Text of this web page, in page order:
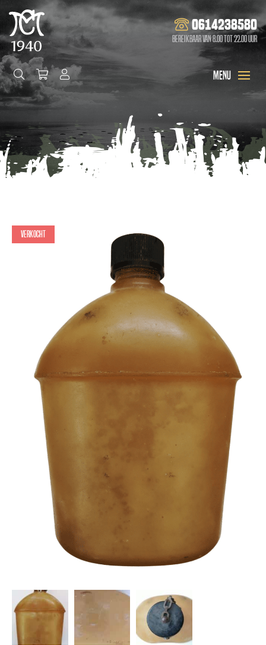
0614238580
Bereikbaar van 8.00 tot 22.00 uur
Verkocht